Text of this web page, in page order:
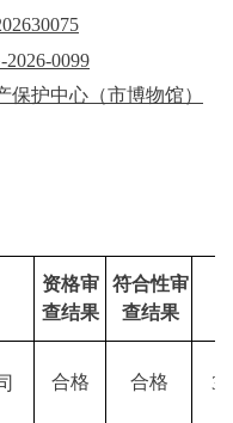
0099
保护中心（市博物馆）
资格审
查结果
符合性审
查结果
合格 合格